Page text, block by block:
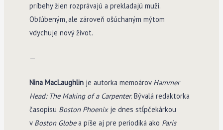
príbehy žien rozprávajú a prekladajú muži.
Obľúbeným, ale zároveň ošúchaným mýtom
vdychuje nový život.
—
Nina MacLaughlinje autorka memoárov Hammer
Head: The Making of a Carpenter. Bývalá redaktorka
časopisu Boston Phoenixje dnes stĺpčekárkou
v Boston Globea píše aj pre periodiká ako Paris